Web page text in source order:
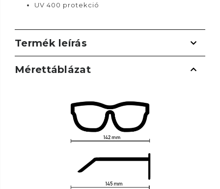
UV 400 protekció
Termék leírás
Mérettáblázat